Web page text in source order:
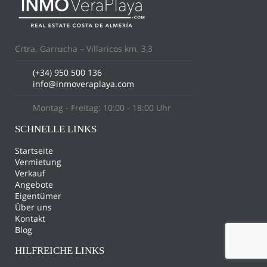
Crtra. Garrucha – Villaricos km. 3,3
(+34) 950 500 136
info@inmoveraplaya.com
Montag - Freitag: 10:00 - 18:00 Uhr
SCHNELLE LINKS
Startseite
Vermietung
Verkauf
Angebote
Eigentümer
Über uns
Kontakt
Blog
HILFREICHE LINKS